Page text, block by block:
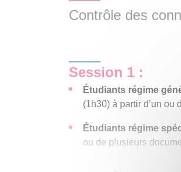
Contrôle des
Session 1 :
Étudiants régime
(1h30) à partir d’un ou
Étudiants régime
ou de plusieurs